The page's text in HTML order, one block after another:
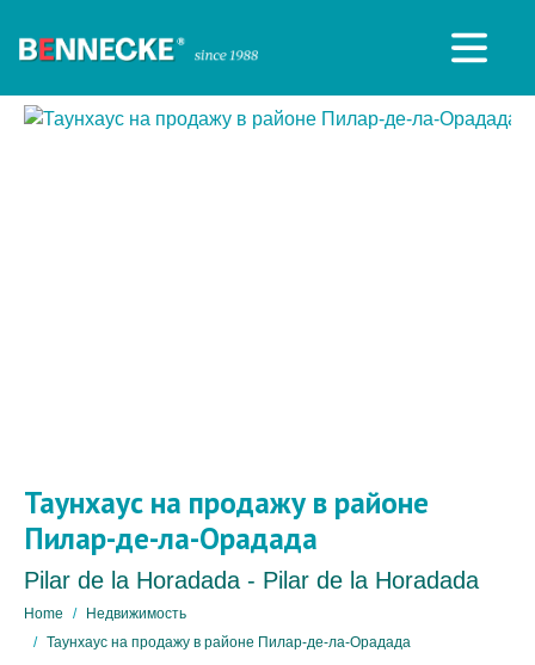
Таунхаус на продажу в районе
Пилар-де-ла-Орадада
Pilar de la Horadada - Pilar de la Horadada
Home
Недвижимость
Таунхаус на продажу в районе Пилар-де-ла-Орадада